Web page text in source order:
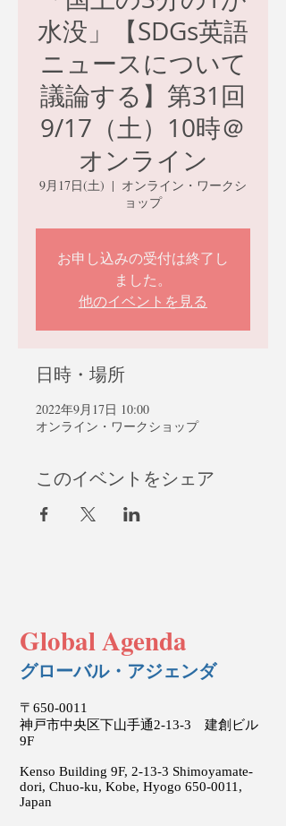
水没」【SDGs英語
ニュースについて
議論する】第31回
9/17（土）10時＠
オンライン
9月17日(土)
  |
オンライン・ワークシ
ョップ
お申し込みの受付は終了し
ました。
他のイベントを見る
日時・場所
2022年9月17日 10:00
オンライン・ワークショップ
このイベントをシェア
Global Agenda
グローバル・アジェンダ
〒650-0011
神戸市中央区下山手通2-13-3 建創ビル
9F
Kenso Building 9F, 2-13-3 Shimoyamate-
dori, Chuo-ku, Kobe, Hyogo 650-0011 ,
Japan